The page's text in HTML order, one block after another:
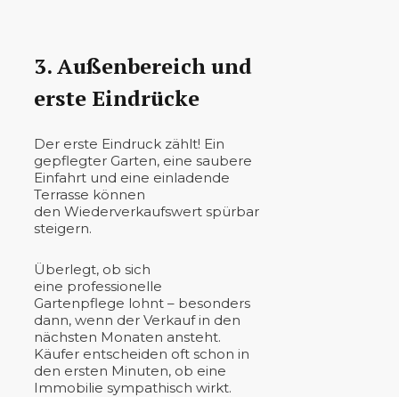
3. Außenbereich und
erste Eindrücke
Der erste Eindruck zählt! Ein
gepflegter Garten, eine saubere
Einfahrt und eine einladende
Terrasse können
den Wiederverkaufswert spürbar
steigern.
Überlegt, ob sich
eine professionelle
Gartenpflege lohnt – besonders
dann, wenn der Verkauf in den
nächsten Monaten ansteht.
Käufer entscheiden oft schon in
den ersten Minuten, ob eine
Immobilie sympathisch wirkt.